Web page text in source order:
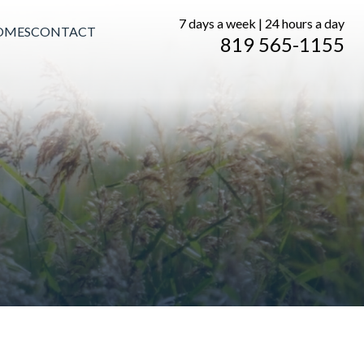
CONTACT
7 days a week | 24 hours a day
819 565-1155